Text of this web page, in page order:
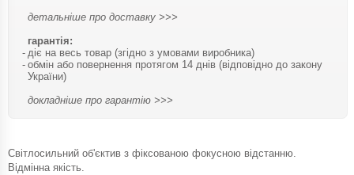
детальніше про доставку >>>
гарантія:
діє на весь товар (згідно з умовами виробника)
обмін або повернення протягом 14 днів (відповідно до закону
України)
докладніше про гарантію >>>
Світлосильний об'єктив з фіксованою фокусною відстанню.
Відмінна якість.